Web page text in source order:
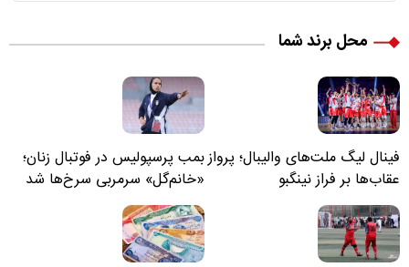
محل برند شما
فینال لیگ ملت‌های والیبال؛ پرواز
عقاب‌ها بر فراز نینگبو
بمب پرسپولیس در فوتبال زنان؛
«خانم‌گل» سرمربی سرخ‌ها شد